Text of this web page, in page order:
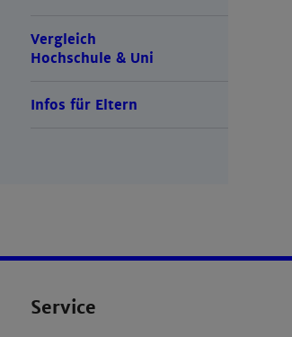
Vergleich
Hochschule & Uni
Infos für Eltern
Service